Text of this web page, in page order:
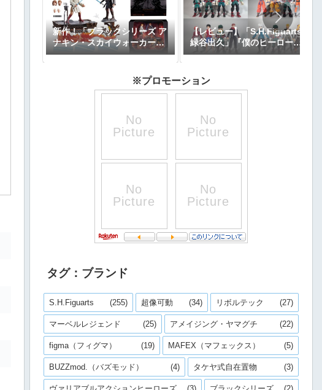
新作！「ブラックシリーズ ア
ナキン・スカイウォーカー＆
オビ＝ワン・ケノービ プレミ
【Amazon.co.jp限定】で予
約開始｜価格26,616円、発売
【レビュー】「S.H.Figuarts
緑谷出久」『僕のヒーローア
カデミア』
※プロモーション
タグ：ブランド
S.H.Figuarts (255) 超像可動 (34) リボルテック (27)
マーベルレジェンド (25) アメイジング・ヤマグチ (22)
figma（フィグマ） (19) MAFEX（マフェックス） (5)
BUZZmod.（バズモッド） (4) タケヤ式自在置物 (3)